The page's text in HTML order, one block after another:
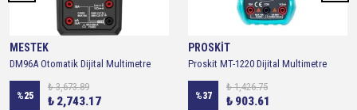
MESTEK
DM96A Otomatik Dijital Multimetre
%25
₺ 3,673.89
₺ 2,743.17
PROSKİT
Proskit MT-1220 Dijital Multimetre
%37
₺ 1,426.75
₺ 903.61